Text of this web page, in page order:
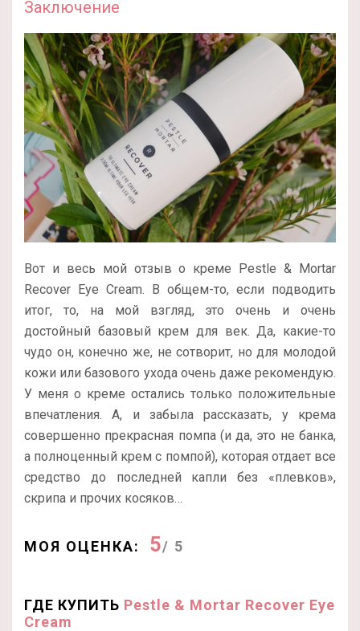
Заключение
Вот и весь мой отзыв о креме Pestle & Mortar
Recover Eye Cream. В общем-то, если подводить
итог, то, на мой взгляд, это очень и очень
достойный базовый крем для век. Да, какие-то
чудо он, конечно же, не сотворит, но для молодой
кожи или базового ухода очень даже рекомендую.
У меня о креме остались только положительные
впечатления. А, и забыла рассказать, у крема
совершенно прекрасная помпа (и да, это не банка,
а полноценный крем с помпой), которая отдает все
средство до последней капли без «плевков»,
скрипа и прочих косяков…
МОЯ ОЦЕНКА: 5/ 5
ГДЕ КУПИТЬ Pestle & Mortar Recover Eye
Cream